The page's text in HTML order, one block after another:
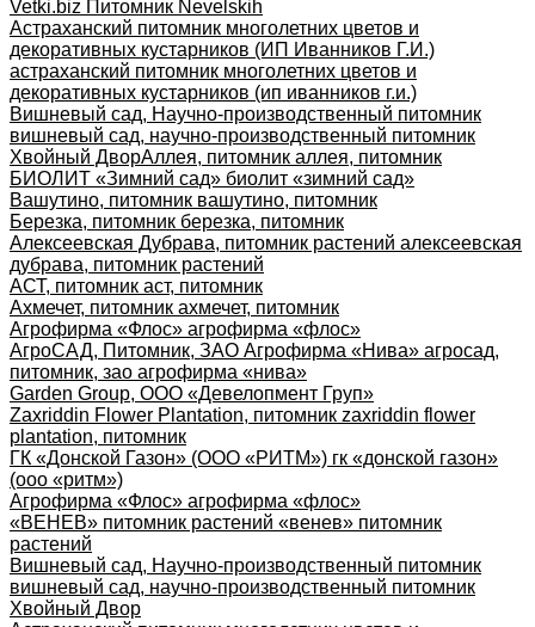
Vetki.biz Питомник Nevelskih
Астраханский питомник многолетних цветов и
декоративных кустарников (ИП Иванников Г.И.)
астраханский питомник многолетних цветов и
декоративных кустарников (ип иванников г.и.)
Вишневый сад, Научно-производственный питомник
вишневый сад, научно-производственный питомник
Хвойный ДворАллея, питомник аллея, питомник
БИОЛИТ «Зимний сад» биолит «зимний сад»
Вашутино, питомник вашутино, питомник
Березка, питомник березка, питомник
Алексеевская Дубрава, питомник растений алексеевская
дубрава, питомник растений
АСТ, питомник аст, питомник
Ахмечет, питомник ахмечет, питомник
Агрофирма «Флос» агрофирма «флос»
АгроСАД, Питомник, ЗАО Агрофирма «Нива» агросад,
питомник, зао агрофирма «нива»
Garden Group, ООО «Девелопмент Груп»
Zaxriddin Flower Plantation, питомник zaxriddin flower
plantation, питомник
ГК «Донской Газон» (ООО «РИТМ») гк «донской газон»
(ооо «ритм»)
Агрофирма «Флос» агрофирма «флос»
«ВЕНЕВ» питомник растений «венев» питомник
растений
Вишневый сад, Научно-производственный питомник
вишневый сад, научно-производственный питомник
Хвойный Двор